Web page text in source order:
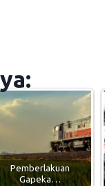
Pemberlakuan
Gapeka…